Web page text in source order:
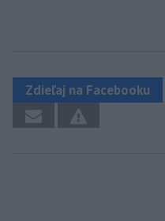
Zdieľaj na Facebooku